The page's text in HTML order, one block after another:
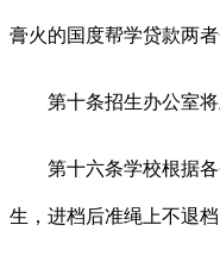
膏火的国度帮学贷款两
第十条招生办公室将
第十六条学校根据各
生，进档后准绳上不退档